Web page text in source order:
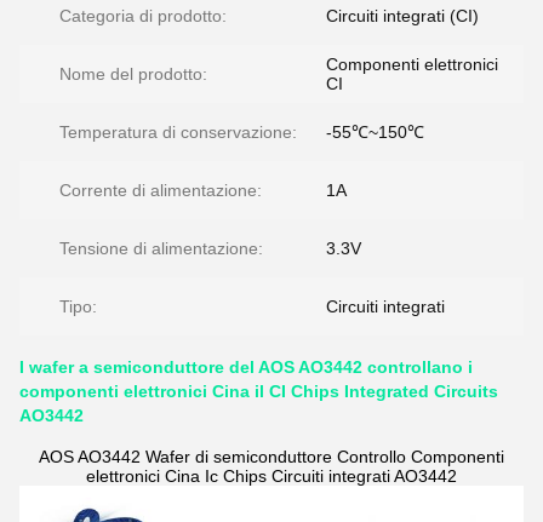
Categoria di prodotto: Circuiti integrati (CI)
Nome del prodotto:
Componenti elettronici
CI
Temperatura di conservazione: -55℃~150℃
Corrente di alimentazione: 1A
Tensione di alimentazione: 3.3V
Tipo: Circuiti integrati
I wafer a semiconduttore del AOS AO3442 controllano i
componenti elettronici Cina il CI Chips Integrated Circuits
AO3442
AOS AO3442 Wafer di semiconduttore Controllo Componenti
elettronici Cina Ic Chips Circuiti integrati AO3442